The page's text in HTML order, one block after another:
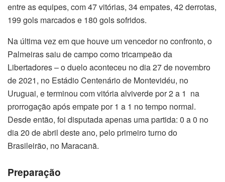
entre as equipes, com 47 vitórias, 34 empates, 42 derrotas,
199 gols marcados e 180 gols sofridos.
Na última vez em que houve um vencedor no confronto, o
Palmeiras saiu de campo como tricampeão da
Libertadores – o duelo aconteceu no dia 27 de novembro
de 2021, no Estádio Centenário de Montevidéu, no
Uruguai, e terminou com vitória alviverde por 2 a 1 na
prorrogação após empate por 1 a 1 no tempo normal.
Desde então, foi disputada apenas uma partida: 0 a 0 no
dia 20 de abril deste ano, pelo primeiro turno do
Brasileirão, no Maracanã.
Preparação